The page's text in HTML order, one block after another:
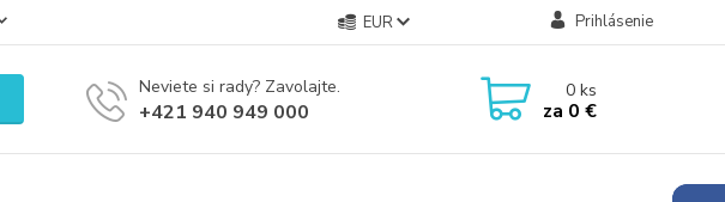
EUR Prihlásenie
Neviete si rady? Zavolajte.
+421 940 949 000
0ks
za 0 €